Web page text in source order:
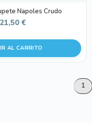
Napoles Crudo
21,50 €
AL CARRITO
1